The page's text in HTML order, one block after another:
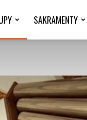
SAKRAMENTY